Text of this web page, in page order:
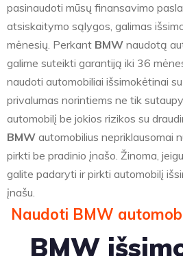
pasinaudoti mūsų finansavimo
atsiskaitymo sąlygos, galimas
mėnesių. Perkant BMW naudotą
galime suteikti garantiją iki 36
naudoti automobiliai išsimokėtinai
privalumas norintiems ne tik
automobilį be jokios rizikos su
BMW automobilius nepriklausomai
pirkti be pradinio įnašo. Žinoma,
galite padaryti ir pirkti automobilį
įnašu.
Naudoti BMW
BMW